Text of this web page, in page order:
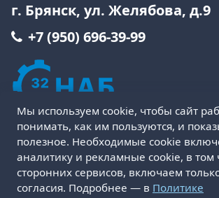
г. Брянск, ул. Желябова, д.9
+7 (950) 696-39-99
Пользовательское соглашение
Мы используем cookie, чтобы сайт
понимать, как им пользуются, и
полезное. Необходимые cookie
аналитику и рекламные cookie, в том
сторонних сервисов, включаем
согласия. Подробнее — в Политике